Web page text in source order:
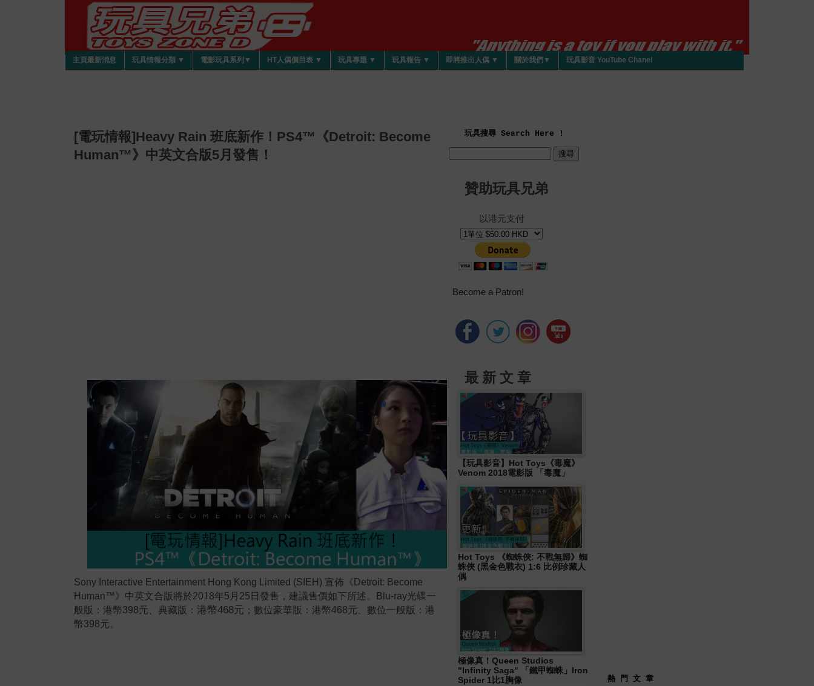
主頁最新消息 玩具情報分類 ▼ 電影玩具系列▼ HT人偶價目表 ▼ 玩具專題 ▼ 玩具報告 ▼ 即將推出人偶 ▼ 關於我們▼ 玩具影音 YouTube Chanel
[電玩情報]Heavy Rain 班底新作！PS4™《Detroit: Become
Human™》中英文合版5月發售！
Sony Interactive Entertainment Hong Kong Limited (SIEH) 宣佈《 Detroit: Become
Human™ 》中英文合版將於2018年5 月 25 日發售，建議售價如下所述。 Blu-ray光碟一
般版：港幣398元、典藏版： 港幣468元 ；數位豪華版：港幣468元、數位一般版：港
幣398元。
玩具搜尋 Search Here !
贊助玩具兄弟
以港元支付
Become a Patron!
最 新 文 章
【玩具影音】Hot Toys《毒魔》
Venom 2018電影版 「毒魔」
Hot Toys 《蜘蛛俠: 不戰無歸》蜘
蛛俠 (黑金色戰衣) 1:6 比例珍藏人
偶
極像真！Queen Studios
"Infinity Saga" 「鐵甲蜘蛛」Iron
Spider 1比1胸像
熱 門 文 章